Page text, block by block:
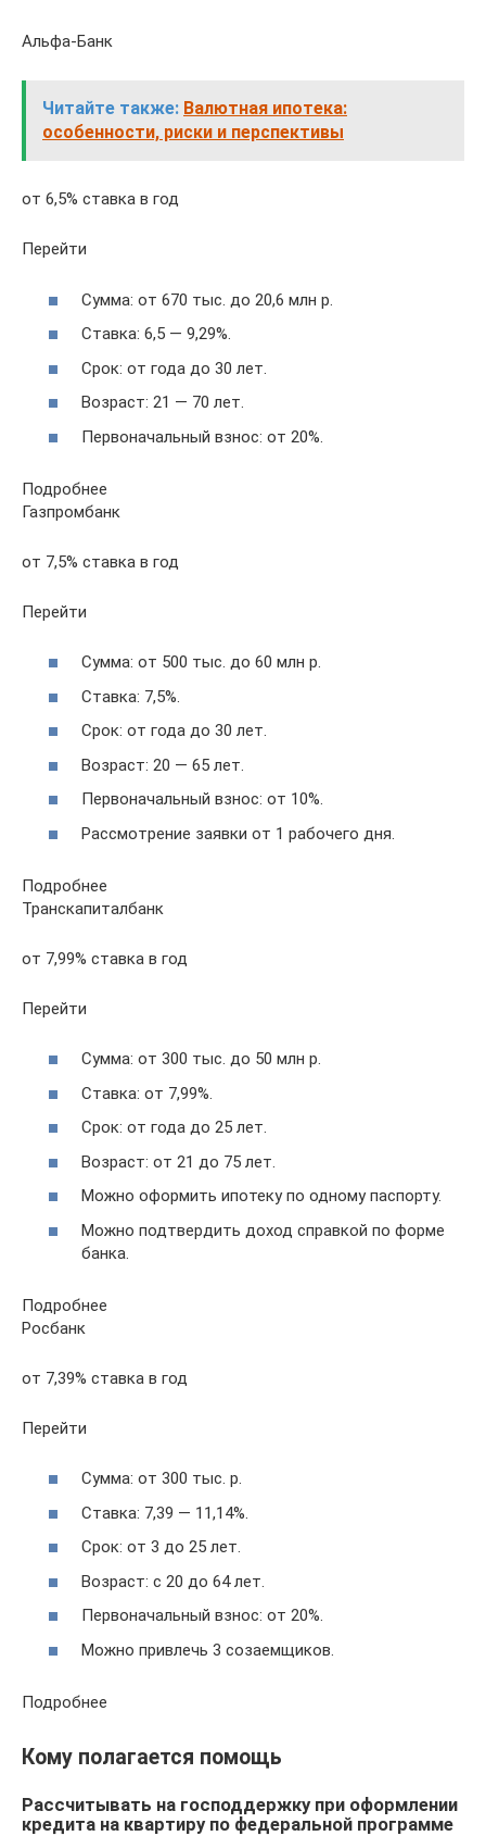
Альфа-Банк
Читайте также: Валютная ипотека:
особенности, риски и перспективы
от 6,5% ставка в год
Перейти
Сумма: от 670 тыс. до 20,6 млн р.
Ставка: 6,5 — 9,29%.
Срок: от года до 30 лет.
Возраст: 21 — 70 лет.
Первоначальный взнос: от 20%.
Подробнее
Газпромбанк
от 7,5% ставка в год
Перейти
Сумма: от 500 тыс. до 60 млн р.
Ставка: 7,5%.
Срок: от года до 30 лет.
Возраст: 20 — 65 лет.
Первоначальный взнос: от 10%.
Рассмотрение заявки от 1 рабочего дня.
Подробнее
Транскапиталбанк
от 7,99% ставка в год
Перейти
Сумма: от 300 тыс. до 50 млн р.
Ставка: от 7,99%.
Срок: от года до 25 лет.
Возраст: от 21 до 75 лет.
Можно оформить ипотеку по одному паспорту.
Можно подтвердить доход справкой по форме
банка.
Подробнее
Росбанк
от 7,39% ставка в год
Перейти
Сумма: от 300 тыс. р.
Ставка: 7,39 — 11,14%.
Срок: от 3 до 25 лет.
Возраст: с 20 до 64 лет.
Первоначальный взнос: от 20%.
Можно привлечь 3 созаемщиков.
Подробнее
Кому полагается помощь
Рассчитывать на господдержку при оформлении
кредита на квартиру по федеральной программе